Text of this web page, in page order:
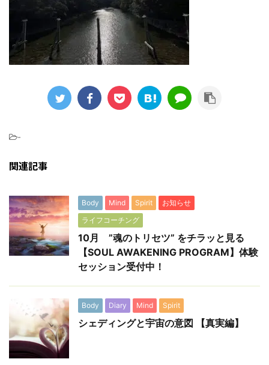
-
関連記事
Body Mind Spirit
お知らせ
ライフコーチング
10月 ”魂のトリセツ” をチラッと見る
【SOUL AWAKENING PROGRAM】体験
セッション受付中！
Body Diary Mind Spirit
シェディングと宇宙の意図 【真実編】